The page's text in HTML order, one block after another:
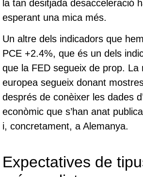
la tan desitjada desacceleració
esperant una mica més.
Un altre dels indicadors que
PCE +2.4%, que és un dels
que la FED segueix de prop. La
europea segueix donant
després de conèixer les dades
econòmic que s’han anat
i, concretament, a Alemanya.
Expectatives de